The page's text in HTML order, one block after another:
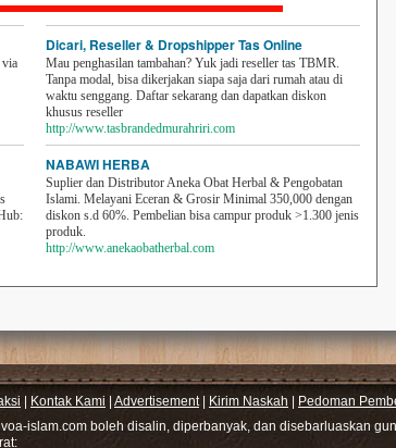
Dicari, Reseller & Dropshipper Tas Online
Mau penghasilan tambahan? Yuk jadi reseller tas TBMR.
Tanpa modal, bisa dikerjakan siapa saja dari rumah atau di
waktu senggang. Daftar sekarang dan dapatkan diskon
khusus reseller
http://www.tasbrandedmurahriri.com
NABAWI HERBA
Suplier dan Distributor Aneka Obat Herbal & Pengobatan
Islami. Melayani Eceran & Grosir Minimal 350,000 dengan
diskon s.d 60%. Pembelian bisa campur produk >1.300 jenis
produk.
http://www.anekaobatherbal.com
Kontak Kami Advertisement| Kirim Naskah
Pedoman
islam.com boleh disalin, diperbanyak, dan disebarluaskan